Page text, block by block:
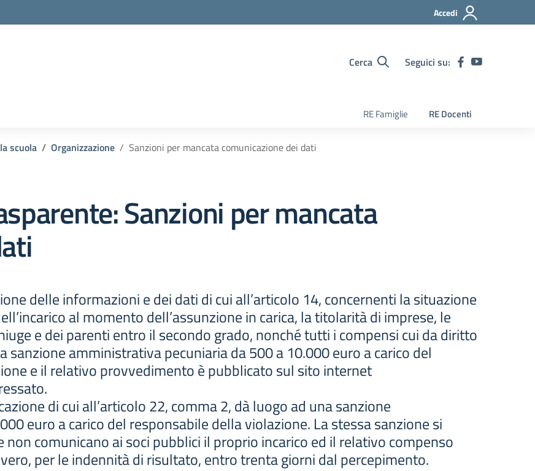
Accedi
Cerca Seguici su:
RE Famiglie RE Docenti
scuola Organizzazione Sanzioni per mancata comunicazione dei dati
Sanzioni per mancata
delle informazioni e dei dati di cui all’articolo 14, concernenti la situazione
al momento dell’assunzione in carica, la titolarità di imprese, le
e dei parenti entro il secondo grado, nonché tutti i compensi cui da diritto
sanzione amministrativa pecuniaria da 500 a 10.000 euro a carico del
e il relativo provvedimento è pubblicato sul sito internet
di cui all’articolo 22, comma 2, dà luogo ad una sanzione
euro a carico del responsabile della violazione. La stessa sanzione si
comunicano ai soci pubblici il proprio incarico ed il relativo compenso
per le indennità di risultato, entro trenta giorni dal percepimento.